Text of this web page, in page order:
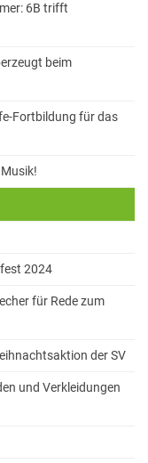
6B trifft
beim
Fortbildung für das
2024
für Rede zum
der SV
und Verkleidungen